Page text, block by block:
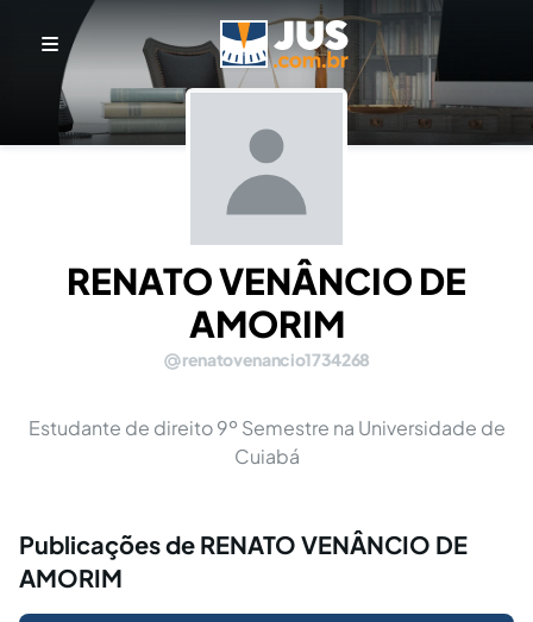
RENATO VENÂNCIO DE
AMORIM
renatovenancio1734268
Estudante de direito 9º Semestre na Universidade de
Cuiabá
Publicações de RENATO VENÂNCIO DE
AMORIM